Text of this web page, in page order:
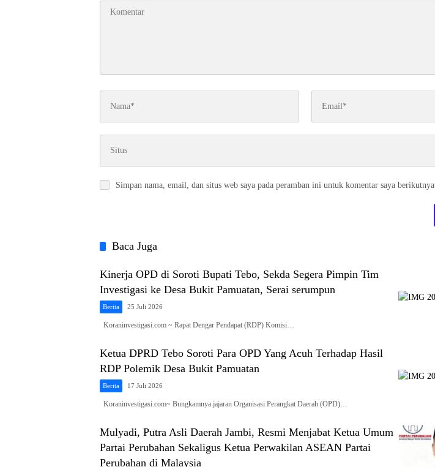
Simpan nama, email, dan situs web saya pada peramban ini untuk komentar saya berikutnya.
Baca Juga
Kinerja OPD di Soroti Bupati Tebo, Sekda Segera Pimpin Tim
Investigasi ke Desa Bukit Pamuatan, Serai serumpun
Berita 25 Juli 2026
Koraninvestigasi.com ~ Rapat Dengar Pendapat (RDP) Komisi…
Ketua DPRD Tebo Soroti Para OPD Yang Acuh Terhadap Hasil
RDP Polemik Desa Bukit Pamuatan
Berita 17 Juli 2026
Koraninvestigasi.com~ Bungkamnya jajaran Organisasi Perangkat Daerah (OPD)…
Mulyadi, Putra Asli Daerah Jambi, Resmi Menjabat Ketua Umum
Partai Perubahan Sekaligus Ketua Perwakilan ASEAN Partai
Perubahan di Malaysia